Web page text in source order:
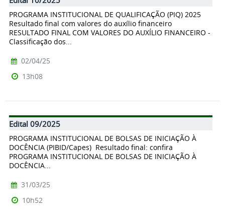
PROGRAMA INSTITUCIONAL DE QUALIFICAÇÃO (PIQ) 2025
Resultado final com valores do auxílio financeiro
RESULTADO FINAL COM VALORES DO AUXÍLIO FINANCEIRO -
Classificação dos...
02/04/25
13h08
Edital 09/2025
PROGRAMA INSTITUCIONAL DE BOLSAS DE INICIAÇÃO À
DOCÊNCIA (PIBID/Capes) Resultado final: confira
PROGRAMA INSTITUCIONAL DE BOLSAS DE INICIAÇÃO À
DOCÊNCIA...
31/03/25
10h52